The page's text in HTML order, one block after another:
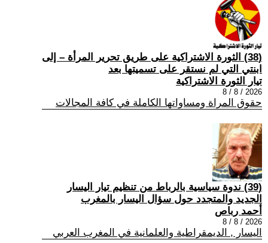
(38) الثورة الاشتراكية على طريق تحرير المرأة – إلى
ابنتي التي لم نستقر على تسميتها بعد
تيار الثورة الاشتراكية
2026 / 8 / 8
حقوق المراة ومساواتها الكاملة في كافة المجالات
(39) ندوة سياسية بالرباط من تنظيم تيار اليسار
الجديد والمتجدد حول سؤال اليسار بالمغرب
أحمد رباص
2026 / 8 / 8
اليسار , الديمقراطية والعلمانية في المغرب العربي